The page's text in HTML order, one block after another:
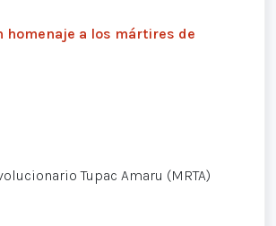
homenaje a los mártires de
Tupac Amaru (MRTA)